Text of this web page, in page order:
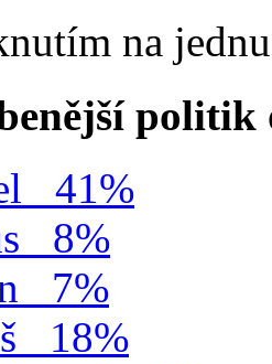
na
politik
41%
8%
7%
18%